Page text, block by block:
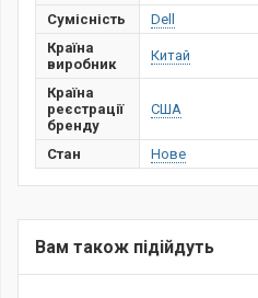
Сумісність
Dell
Країна
виробник
Китай
Країна
реєстрації
бренду
США
Стан Нове
Вам також підійдуть